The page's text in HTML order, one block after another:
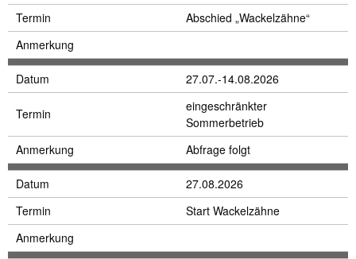
Termin
Abschied „Wackelzähne“
Anmerkung
Datum 27.07.-14.08.2026
Termin
eingeschränkter
Sommerbetrieb
Anmerkung
Abfrage folgt
Datum
27.08.2026
Termin
Start Wackelzähne
Anmerkung